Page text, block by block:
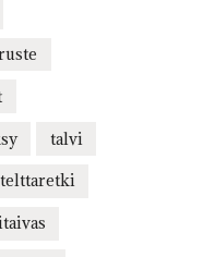
talvi
telttaretki